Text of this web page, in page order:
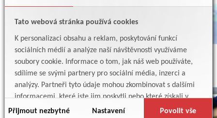
Tato webová stránka používá cookies
K personalizaci obsahu a reklam, poskytování funkcí
sociálních médií a analýze naší návštěvnosti využíváme
soubory cookie. Informace o tom, jak náš web používáte,
sdílíme se svými partnery pro sociální média, inzerci a
analýzy. Partneři tyto údaje mohou zkombinovat s dalšími
informacemi, které jste jim poskytli nebo které získali v
důsledku toho, že používáte jejich služby.
Přijmout nezbytné Nastavení Povolit vše